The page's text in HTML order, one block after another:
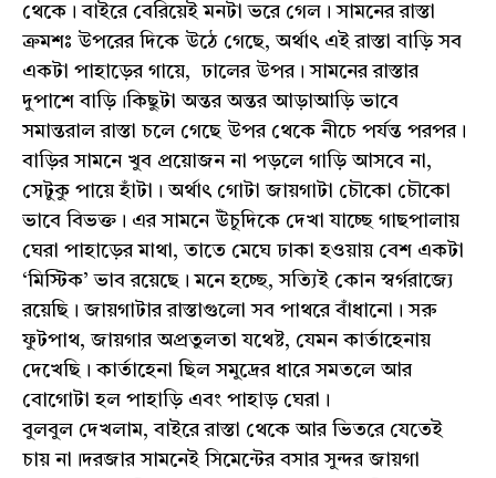
থেকে। বাইরে বেরিয়েই মনটা ভরে গেল। সামনের রাস্তা
ক্রমশঃ উপরের দিকে উঠে গেছে, অর্থাৎ এই রাস্তা বাড়ি সব
একটা পাহাড়ের গায়ে, ঢালের উপর। সামনের রাস্তার
দুপাশে বাড়ি।কিছুটা অন্তর অন্তর আড়াআড়ি ভাবে
সমান্তরাল রাস্তা চলে গেছে উপর থেকে নীচে পর্যন্ত পরপর।
বাড়ির সামনে খুব প্রয়োজন না পড়লে গাড়ি আসবে না,
সেটুকু পায়ে হাঁটা। অর্থাৎ গোটা জায়গাটা চৌকো চৌকো
ভাবে বিভক্ত। এর সামনে উঁচুদিকে দেখা যাচ্ছে গাছপালায়
ঘেরা পাহাড়ের মাথা, তাতে মেঘে ঢাকা হওয়ায় বেশ একটা
‘মিস্টিক’ ভাব রয়েছে। মনে হচ্ছে, সত্যিই কোন স্বর্গরাজ্যে
রয়েছি। জায়গাটার রাস্তাগুলো সব পাথরে বাঁধানো। সরু
ফুটপাথ, জায়গার অপ্রতুলতা যথেষ্ট, যেমন কার্তাহেনায়
দেখেছি। কার্তাহেনা ছিল সমুদ্রের ধারে সমতলে আর
বোগোটা হল পাহাড়ি এবং পাহাড় ঘেরা।
বুলবুল দেখলাম, বাইরে রাস্তা থেকে আর ভিতরে যেতেই
চায় না।দরজার সামনেই সিমেন্টের বসার সুন্দর জায়গা